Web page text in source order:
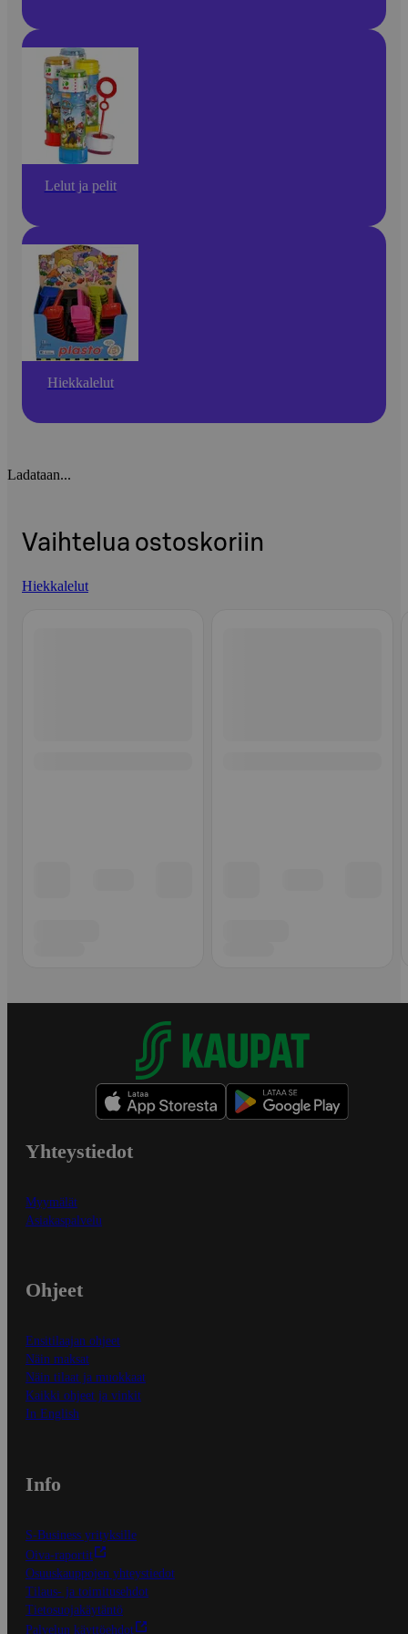
Lelut ja pelit
Hiekkalelut
Ladataan...
Vaihtelua ostoskoriin
Hiekkalelut
Yhteystiedot
Myymälät
Asiakaspalvelu
Ohjeet
Ensitilaajan ohjeet
Näin maksat
Näin tilaat ja muokkaat
Kaikki ohjeet ja vinkit
In English
Info
S-Business yrityksille
Oiva-raportit
Osuuskauppojen yhteystiedot
Tilaus- ja toimitusehdot
Tietosuojakäytäntö
Palvelun käyttöehdot